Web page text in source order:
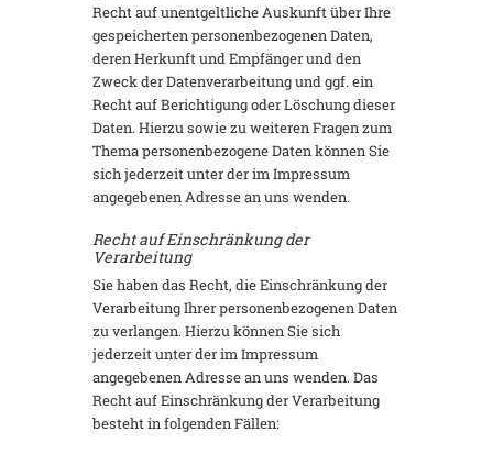
Recht auf unentgeltliche Auskunft über Ihre
gespeicherten personenbezogenen Daten,
deren Herkunft und Empfänger und den
Zweck der Datenverarbeitung und ggf. ein
Recht auf Berichtigung oder Löschung dieser
Daten. Hierzu sowie zu weiteren Fragen zum
Thema personenbezogene Daten können Sie
sich jederzeit unter der im Impressum
angegebenen Adresse an uns wenden.
Recht auf Einschränkung der
Verarbeitung
Sie haben das Recht, die Einschränkung der
Verarbeitung Ihrer personenbezogenen Daten
zu verlangen. Hierzu können Sie sich
jederzeit unter der im Impressum
angegebenen Adresse an uns wenden. Das
Recht auf Einschränkung der Verarbeitung
besteht in folgenden Fällen: